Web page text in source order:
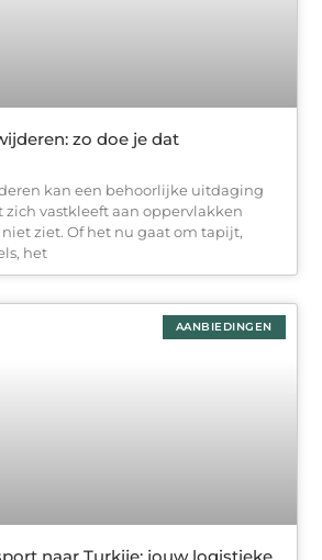
zo doe je dat
kan een behoorlijke uitdaging
zich vastkleeft aan oppervlakken
ziet. Of het nu gaat om tapijt,
het
AANBIEDINGEN